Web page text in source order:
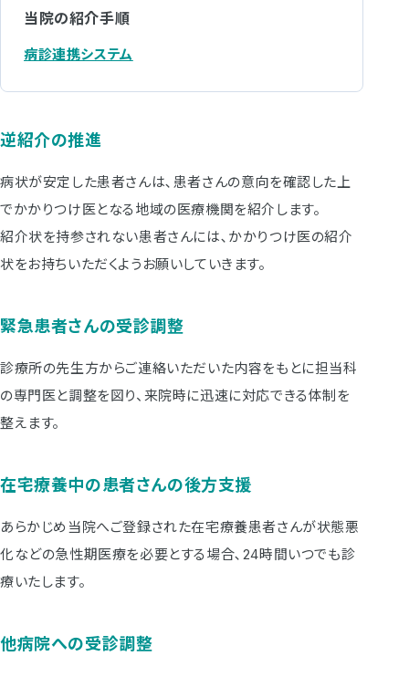
当院の紹介手順
病診連携システム
逆紹介の推進
病状が安定した患者さんは､患者さんの意向を確認した上
でかかりつけ医となる地域の医療機関を紹介します。
紹介状を持参されない患者さんには､かかりつけ医の紹介
状をお持ちいただくようお願いしていきます。
緊急患者さんの受診調整
診療所の先生方からご連絡いただいた内容をもとに担当科
の専門医と調整を図り、来院時に迅速に対応できる体制を
整えます。
在宅療養中の患者さんの後方支援
あらかじめ当院へご登録された在宅療養患者さんが状態悪
化などの急性期医療を必要とする場合､24時間いつでも診
療いたします。
他病院への受診調整